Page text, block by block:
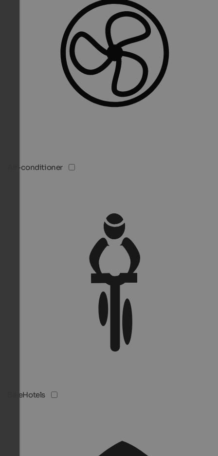
Air-conditioner
BikeHotels